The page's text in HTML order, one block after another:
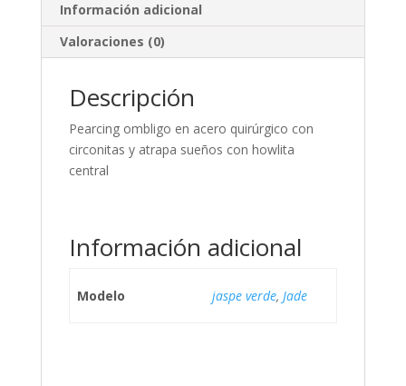
Información adicional
Valoraciones (0)
Descripción
Pearcing ombligo en acero quirúrgico con
circonitas y atrapa sueños con howlita
central
Información adicional
Modelo jaspe verde, Jade